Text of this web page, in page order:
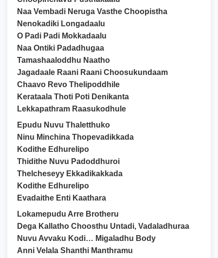
Naa Vembadi Neruga Vasthe Choopistha
Nenokadiki Longadaalu
O Padi Padi Mokkadaalu
Naa Ontiki Padadhugaa
Tamashaaloddhu Naatho
Jagadaale Raani Raani Choosukundaam
Chaavo Revo Thelipoddhile
Kerataala Thoti Poti Denikanta
Lekkapathram Raasukodhule
Epudu Nuvu Thaletthuko
Ninu Minchina Thopevadikkada
Kodithe Edhurelipo
Thidithe Nuvu Padoddhuroi
Thelcheseyy Ekkadikakkada
Kodithe Edhurelipo
Evadaithe Enti Kaathara
Lokamepudu Arre Brotheru
Dega Kallatho Choosthu Untadi, Vadaladhuraa
Nuvu Avvaku Kodi… Migaladhu Body
Anni Velala Shanthi Manthramu